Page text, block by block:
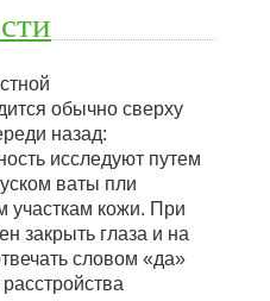
обычно сверху
назад:
исследуют путем
ваты пли
участкам кожи. При
закрыть глаза и на
словом «да»